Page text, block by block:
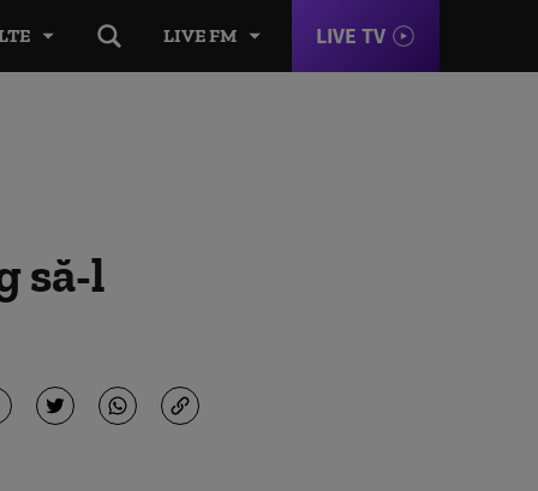
LIVE FM LIVE TV
să-l